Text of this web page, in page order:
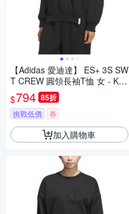
【Adidas 愛迪達】 ES+ 3S SW
T CREW 圓領長袖T恤 女 - KF
8238
$794 85折
挑戰低價 券
加入購物車